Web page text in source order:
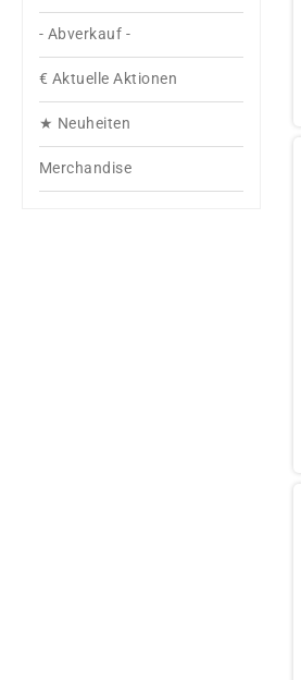
- Abverkauf -
€ Aktuelle Aktionen
★ Neuheiten
Merchandise